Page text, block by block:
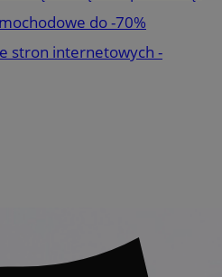
do -70%
stron internetowych -